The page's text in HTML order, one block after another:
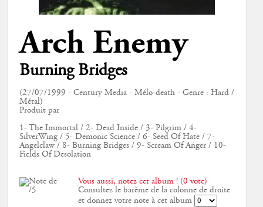
Arch Enemy
Burning Bridges
(27/07/1999 - Century Media - Mélo-death - Genre : Hard /
Métal)
Produit par
1- The Immortal / 2- Dead Inside / 3- Pilgrim / 4-
SilverWing / 5- Demonic Science / 6- Seed Of Hate / 7-
Angelclaw / 8- Burning Bridges / 9- Scream Of Anger / 10-
Fields Of Desolation
Vous aussi, notez cet album ! (0 vote)
Consultez le barème de la colonne de droite
et donnez votre note à cet album